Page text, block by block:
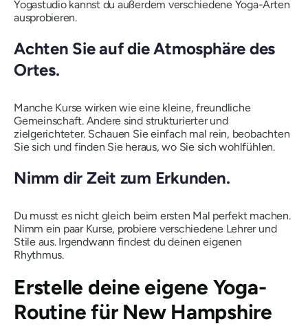
Yogastudio kannst du außerdem verschiedene Yoga-Arten
ausprobieren.
Achten Sie auf die Atmosphäre des
Ortes.
Manche Kurse wirken wie eine kleine, freundliche
Gemeinschaft. Andere sind strukturierter und
zielgerichteter. Schauen Sie einfach mal rein, beobachten
Sie sich und finden Sie heraus, wo Sie sich wohlfühlen.
Nimm dir Zeit zum Erkunden.
Du musst es nicht gleich beim ersten Mal perfekt machen.
Nimm ein paar Kurse, probiere verschiedene Lehrer und
Stile aus. Irgendwann findest du deinen eigenen
Rhythmus.
Erstelle deine eigene Yoga-
Routine für New Hampshire